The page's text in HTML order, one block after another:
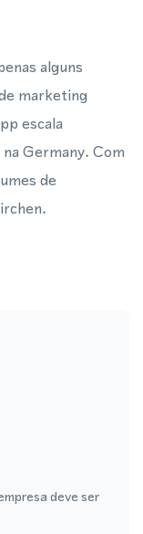
alguns
marketing
escala
Germany. Com
de
deve ser